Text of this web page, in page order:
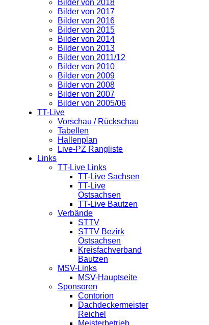
Bilder von 2018
Bilder von 2017
Bilder von 2016
Bilder von 2015
Bilder von 2014
Bilder von 2013
Bilder von 2011/12
Bilder von 2010
Bilder von 2009
Bilder von 2008
Bilder von 2007
Bilder von 2005/06
TT-Live
Vorschau / Rückschau
Tabellen
Hallenplan
Live-PZ Rangliste
Links
TT-Live Links
TT-Live Sachsen
TT-Live
Ostsachsen
TT-Live Bautzen
Verbände
STTV
STTV Bezirk
Ostsachsen
Kreisfachverband
Bautzen
MSV-Links
MSV-Hauptseite
Sponsoren
Contorion
Dachdeckermeister
Reichel
Meisterbetrieb